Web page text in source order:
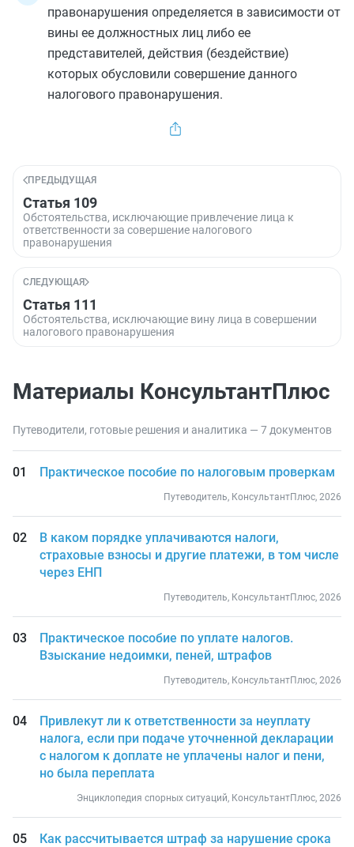
правонарушения определяется в зависимости от
вины ее должностных лиц либо ее
представителей, действия (бездействие)
которых обусловили совершение данного
налогового правонарушения.
ПРЕДЫДУЩАЯ
Статья 109
Обстоятельства, исключающие привлечение лица к
ответственности за совершение налогового
правонарушения
СЛЕДУЮЩАЯ
Статья 111
Обстоятельства, исключающие вину лица в совершении
налогового правонарушения
Материалы КонсультантПлюс
Путеводители, готовые решения и аналитика — 7 документов
Практическое пособие по налоговым проверкам
Путеводитель, КонсультантПлюс, 2026
В каком порядке уплачиваются налоги,
страховые взносы и другие платежи, в том числе
через ЕНП
Путеводитель, КонсультантПлюс, 2026
Практическое пособие по уплате налогов.
Взыскание недоимки, пеней, штрафов
Путеводитель, КонсультантПлюс, 2026
Привлекут ли к ответственности за неуплату
налога, если при подаче уточненной декларации
с налогом к доплате не уплачены налог и пени,
но была переплата
Энциклопедия спорных ситуаций, КонсультантПлюс, 2026
Как рассчитывается штраф за нарушение срока